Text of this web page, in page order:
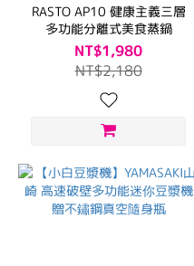
RASTO AP10 健康主義三層
多功能分離式美食蒸鍋
NT$1,980
NT$2,180